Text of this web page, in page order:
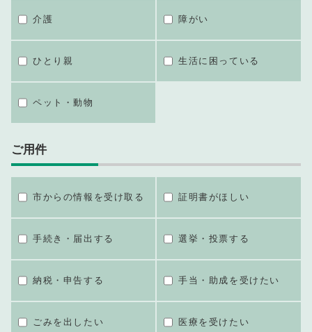
介護 障がい
ひとり親 生活に困っている
ペット・動物
ご用件
市からの情報を受け取る 証明書がほしい
手続き・届出する 選挙・投票する
納税・申告する 手当・助成を受けたい
ごみを出したい 医療を受けたい